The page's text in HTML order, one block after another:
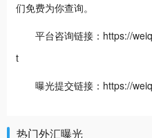
们免费为你查询。
平台咨询链接：https://
t
曝光提交链接：https://
热门外汇曝光